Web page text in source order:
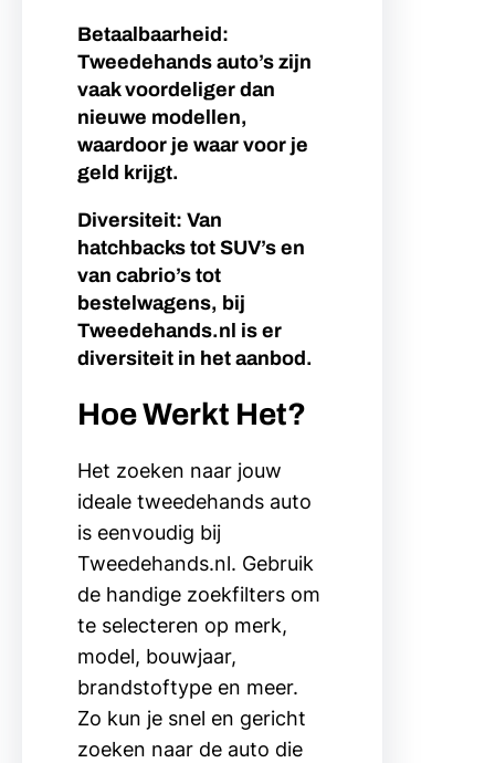
Betaalbaarheid:
Tweedehands auto’s zijn
vaak voordeliger dan
nieuwe modellen,
waardoor je waar voor je
geld krijgt.
Diversiteit: Van
hatchbacks tot SUV’s en
van cabrio’s tot
bestelwagens, bij
Tweedehands.nl is er
diversiteit in het aanbod.
Hoe Werkt Het?
Het zoeken naar jouw
ideale tweedehands auto
is eenvoudig bij
Tweedehands.nl. Gebruik
de handige zoekfilters om
te selecteren op merk,
model, bouwjaar,
brandstoftype en meer.
Zo kun je snel en gericht
zoeken naar de auto die